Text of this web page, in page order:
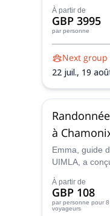
accompagné
montagne
À partir de
GBP 3995
par personne
Next group
22 juil., 19
à
Emma, guide
UIMLA, a
tous les
Profitez d'un
complète dans
À partir de
GBP 108
par personne pour 8
voyageurs